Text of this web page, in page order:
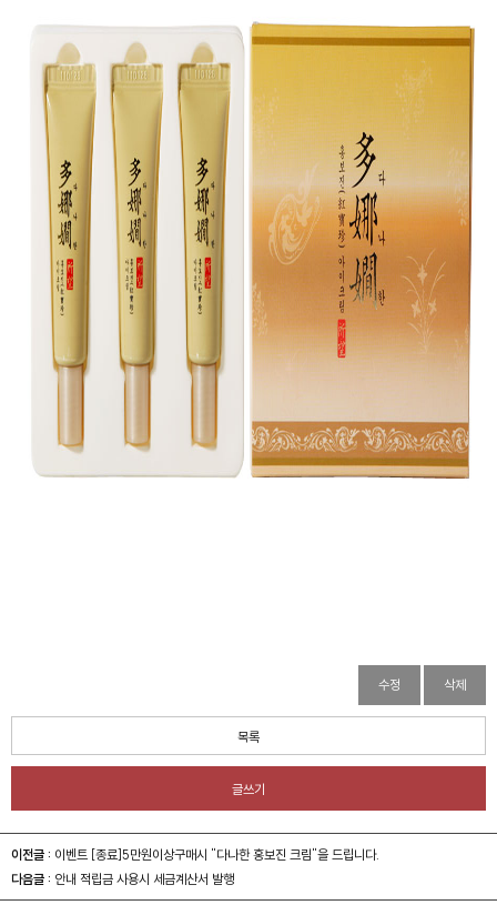
수정 삭제
목록
글쓰기
이전글 : 이벤트 [종료]5만원이상구매시 "다나한 홍보진 크림"을 드립니다.
다음글 : 안내 적립금 사용시 세금계산서 발행